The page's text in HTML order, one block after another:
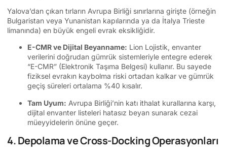
Yalova’dan çıkan tırların Avrupa Birliği sınırlarına girişte (örneğin
Bulgaristan veya Yunanistan kapılarında ya da İtalya Trieste
limanında) en büyük engeli evrak eksikliğidir.
E-CMR ve Dijital Beyanname: Lion Lojistik, envanter
verilerini doğrudan gümrük sistemleriyle entegre ederek
“E-CMR” (Elektronik Taşıma Belgesi) kullanır. Bu sayede
fiziksel evrakın kaybolma riski ortadan kalkar ve gümrük
geçiş süreleri ortalama %40 kısalır.
Tam Uyum: Avrupa Birliği’nin katı ithalat kurallarına karşı,
dijital envanter listeleri hatasız beyan sunarak cezai
müeyyidelerin önüne geçer.
4. Depolama ve Cross-Docking Operasyonları